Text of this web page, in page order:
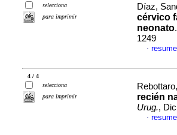
selecciona
para imprimir
Díaz,
cérvico
neonato
1249
·
4 / 4
selecciona
para imprimir
recién
Urug.,
·